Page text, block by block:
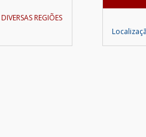
DIVERSAS REGIÕES